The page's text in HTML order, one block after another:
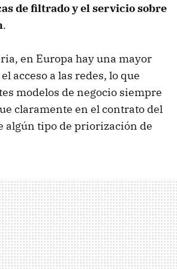
de filtrado y el servicio sobre
.
en Europa hay una mayor
acceso a las redes, lo que
modelos de negocio siempre
claramente en el contrato del
algún tipo de priorización de